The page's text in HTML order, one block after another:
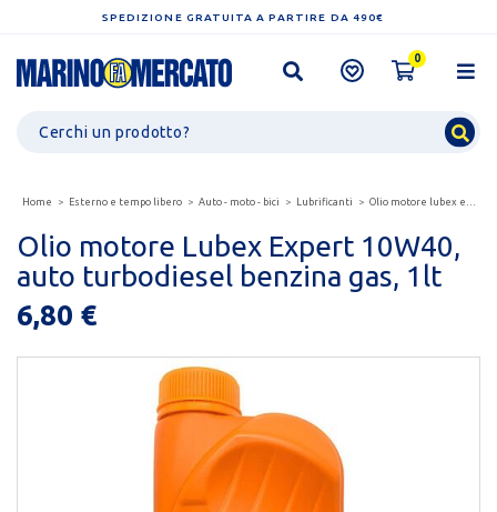
SPEDIZIONE GRATUITA A PARTIRE DA 490€
0
Home Esterno e tempo libero Auto - moto - bici Lubrificanti Olio motore lubex expert 10w40, auto turbodiesel benzina...
Olio motore Lubex Expert 10W40,
auto turbodiesel benzina gas, 1lt
6,80 €